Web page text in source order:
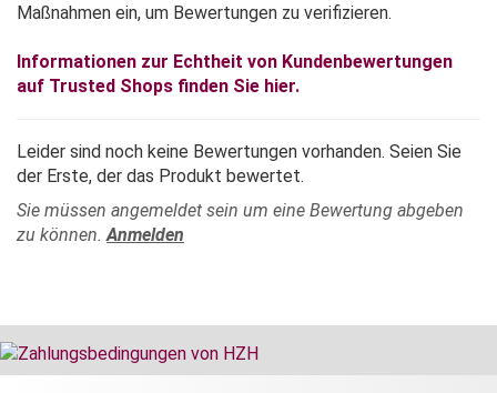
Maßnahmen ein, um Bewertungen zu verifizieren.
Informationen zur Echtheit von Kundenbewertungen
auf Trusted Shops finden Sie hier.
Leider sind noch keine Bewertungen vorhanden. Seien Sie
der Erste, der das Produkt bewertet.
Sie müssen angemeldet sein um eine Bewertung abgeben
zu können.Anmelden